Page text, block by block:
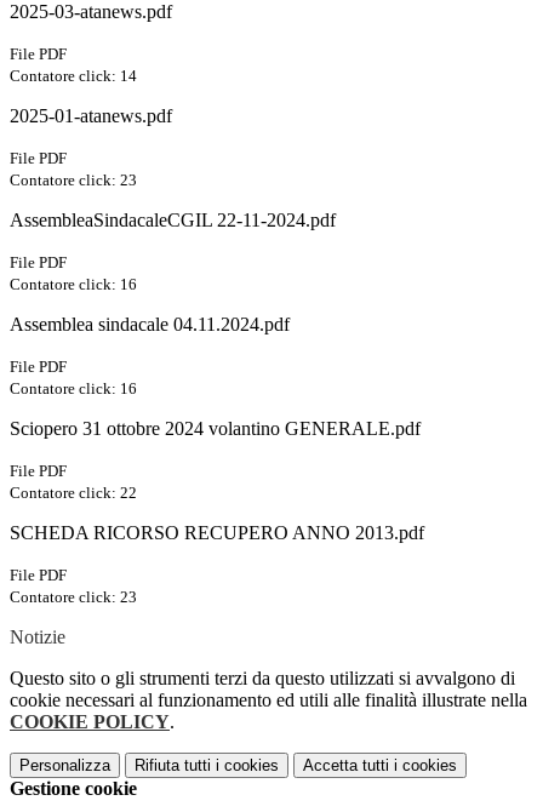
2025-03-atanews.pdf
File PDF
Contatore click: 14
2025-01-atanews.pdf
File PDF
Contatore click: 23
AssembleaSindacaleCGIL 22-11-2024.pdf
File PDF
Contatore click: 16
Assemblea sindacale 04.11.2024.pdf
File PDF
Contatore click: 16
Sciopero 31 ottobre 2024 volantino GENERALE.pdf
File PDF
Contatore click: 22
SCHEDA RICORSO RECUPERO ANNO 2013.pdf
File PDF
Contatore click: 23
Notizie
Questo sito o gli strumenti terzi da questo utilizzati si avvalgono di
cookie necessari al funzionamento ed utili alle finalità illustrate nella
COOKIE POLICY.
Personalizza Rifiuta tutti i cookies Accetta tutti i cookies
Gestione cookie